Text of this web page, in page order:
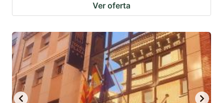
Ver oferta